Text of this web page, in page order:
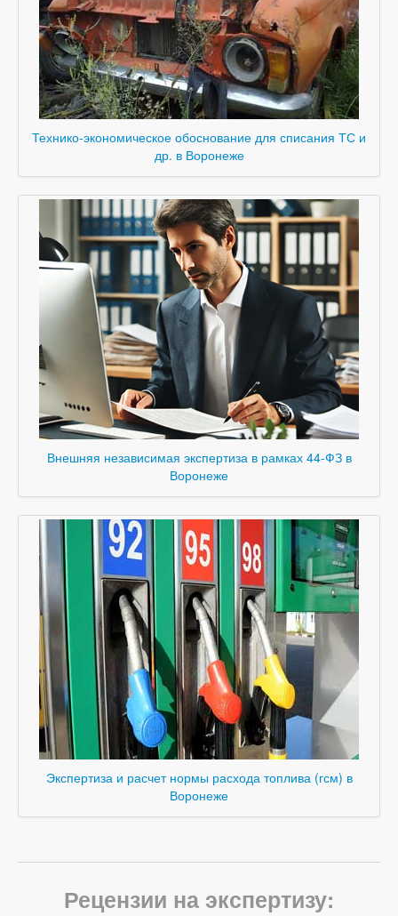
Технико-экономическое обоснование для списания ТС и
др. в Воронеже
Внешняя независимая экспертиза в рамках 44-ФЗ в
Воронеже
Экспертиза и расчет нормы расхода топлива (гсм) в
Воронеже
Рецензии на экспертизу: